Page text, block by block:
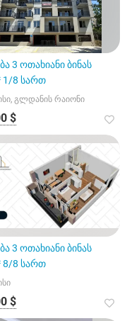
3 ოთახიანი ბინას
1/8 სართ
გლდანის რაიონი
$
3 ოთახიანი ბინას
8/8 სართ
$